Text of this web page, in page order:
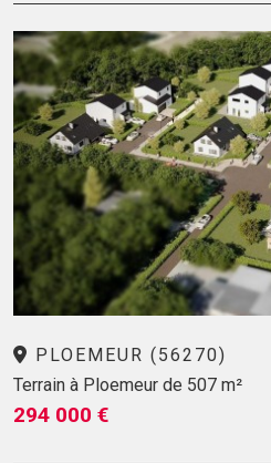
PLOEMEUR (56270)
Terrain à Ploemeur de 507 m²
294 000 €